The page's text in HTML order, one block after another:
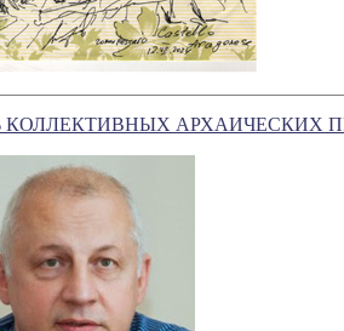
КОЛЛЕКТИВНЫХ АРХАИЧЕСКИХ